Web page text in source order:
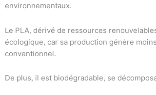
environnementaux.
Le PLA, dérivé de ressources
écologique, car sa production génère
conventionnel.
De plus, il est biodégradable, se